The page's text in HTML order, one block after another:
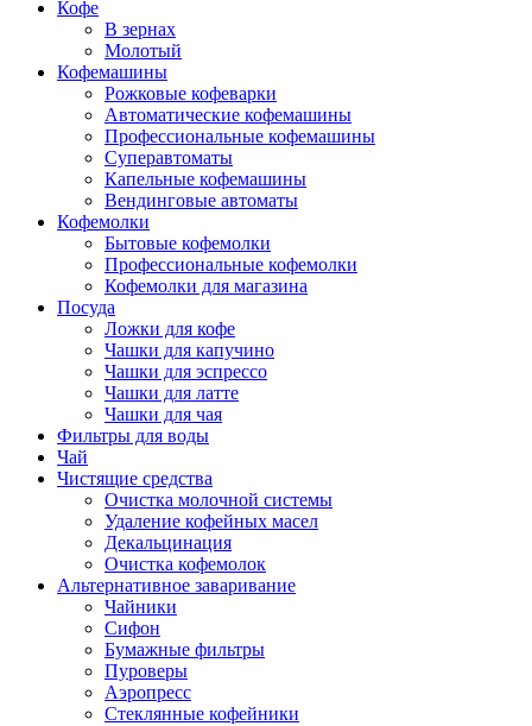
Кофе
В зернах
Молотый
Кофемашины
Рожковые кофеварки
Автоматические кофемашины
Профессиональные кофемашины
Суперавтоматы
Капельные кофемашины
Вендинговые автоматы
Кофемолки
Бытовые кофемолки
Профессиональные кофемолки
Кофемолки для магазина
Посуда
Ложки для кофе
Чашки для капучино
Чашки для эспрессо
Чашки для латте
Чашки для чая
Фильтры для воды
Чай
Чистящие средства
Очистка молочной системы
Удаление кофейных масел
Декальцинация
Очистка кофемолок
Альтернативное заваривание
Чайники
Сифон
Бумажные фильтры
Пуроверы
Аэропресс
Стеклянные кофейники